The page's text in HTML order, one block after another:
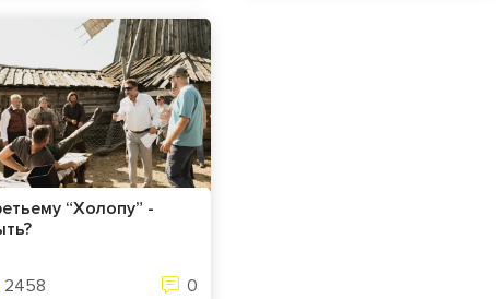
“Холопу” -
2458 0